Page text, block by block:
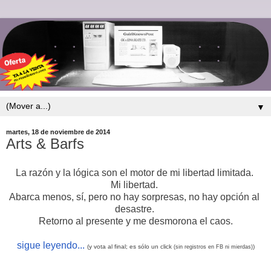
▼
martes, 18 de noviembre de 2014
Arts & Barfs
La razón y la lógica son el motor de mi libertad limitada.
Mi libertad.
Abarca menos, sí, pero no hay sorpresas, no hay opción al
desastre.
Retorno al presente y me desmorona el caos.
sigue leyendo... (y vota al final; es sólo un click (sin registros en FB ni mierdas))